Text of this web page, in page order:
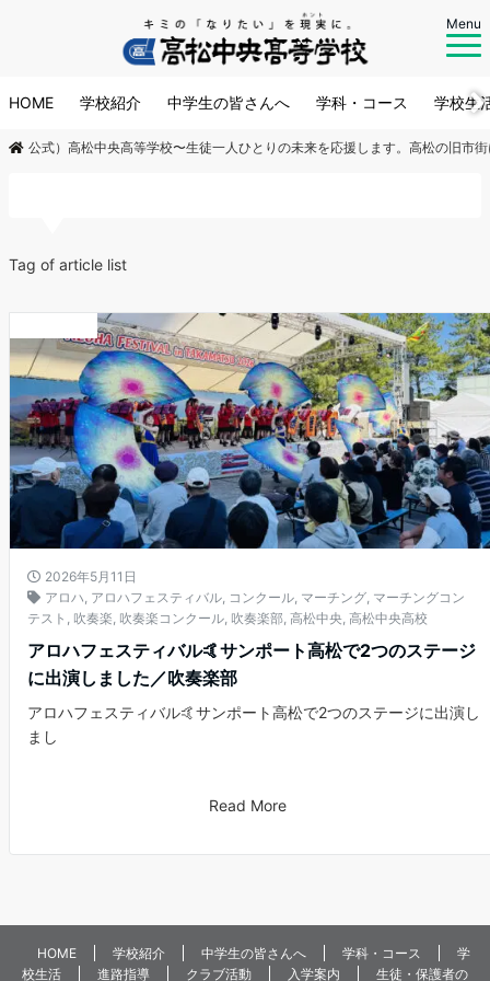
Menu
HOME 学校紹介 中学生の皆さんへ 学科・コース 学校生
公式）高松中央高等学校〜生徒一人ひとりの未来を応援します。高松の旧市
Tag of article list
2026年5月11日
アロハ アロハフェスティバル コンクール マーチング マーチングコン
テスト
吹奏楽 吹奏楽コンクール 吹奏楽部 高松中央 高松中央高校
アロハフェスティバル🤙サンポート高松で2つのステージ
に出演しました／吹奏楽部
アロハフェスティバル🤙サンポート高松で2つのステージに出演し
まし
Read More
HOME 学校紹介 中学生の皆さんへ 学科・コース
学
校生活
進路指導 クラブ活動 入学案内 生徒・保護者の